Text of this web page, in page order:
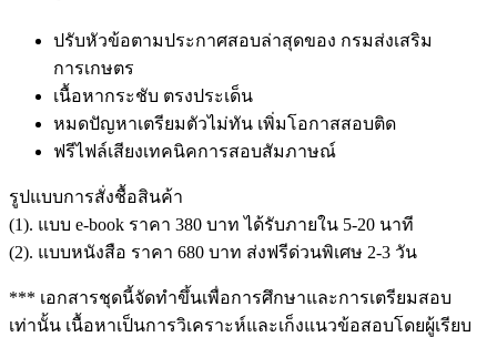
ปรับหัวข้อตามประกาศสอบล่าสุดของ กรมส่งเสริม
การเกษตร
เนื้อหากระชับ ตรงประเด็น
หมดปัญหาเตรียมตัวไม่ทัน เพิ่มโอกาสสอบติด
ฟรีไฟล์เสียงเทคนิคการสอบสัมภาษณ์
รูปแบบการสั่งชื้อสินค้า
(1). แบบ e-book ราคา 380 บาท ได้รับภายใน 5-20 นาที
(2). แบบหนังสือ ราคา 680 บาท ส่งฟรีด่วนพิเศษ 2-3 วัน
*** เอกสารชุดนี้จัดทำขึ้นเพื่อการศึกษาและการเตรียมสอบ
เท่านั้น เนื้อหาเป็นการวิเคราะห์และเก็งแนวข้อสอบโดยผู้เรียบ